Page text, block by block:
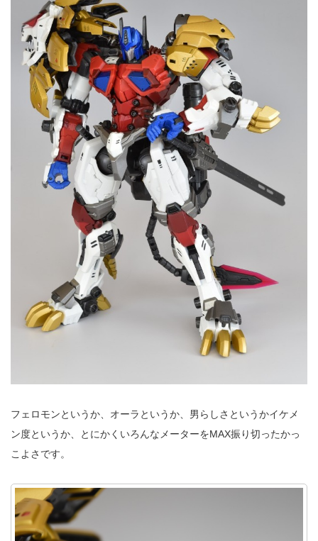
フェロモンというか、オーラというか、男らしさというかイケメ
ン度というか、とにかくいろんなメーターをMAX振り切ったかっ
こよさです。